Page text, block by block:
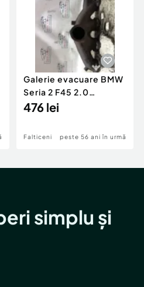
Galerie evacuare BMW
Seria 2 F45 2.0
Motorina 2016
476 lei
Falticeni peste 56 ani în urmă
simplu și